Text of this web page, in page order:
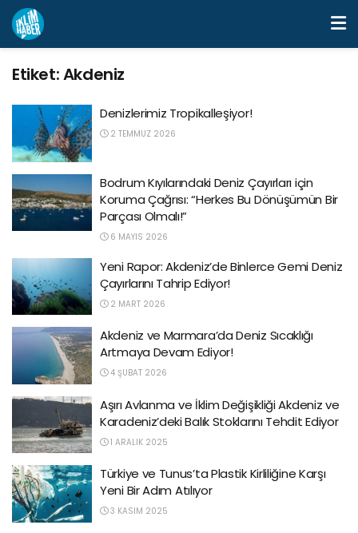
Etiket:Akdeniz
Denizlerimiz Tropikalleşiyor!
2 TEMMUZ 2026
Bodrum Kıyılarındaki Deniz Çayırları için
Koruma Çağrısı: “Herkes Bu Dönüşümün Bir
Parçası Olmalı!”
6 MAYIS 2026
Yeni Rapor: Akdeniz’de Binlerce Gemi Deniz
Çayırlarını Tahrip Ediyor!
2 MART 2026
Akdeniz ve Marmara’da Deniz Sıcaklığı
Artmaya Devam Ediyor!
4 ŞUBAT 2026
Aşırı Avlanma ve İklim Değişikliği Akdeniz ve
Karadeniz’deki Balık Stoklarını Tehdit Ediyor
1 ARALIK 2025
Türkiye ve Tunus’ta Plastik Kirliliğine Karşı
Yeni Bir Adım Atılıyor
3 KASIM 2025